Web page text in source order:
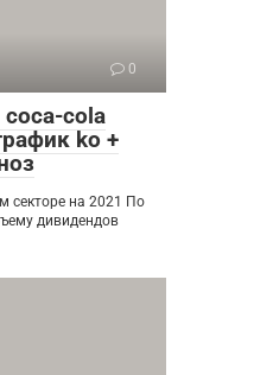
0
cola
ko +
секторе на 2021 По
дивидендов